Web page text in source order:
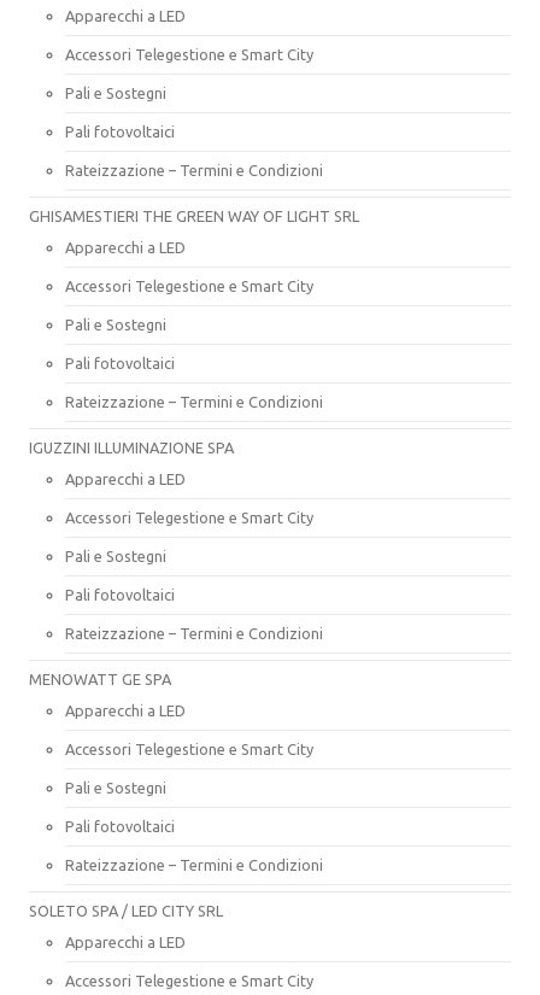
Apparecchi a LED
Accessori Telegestione e Smart City
Pali e Sostegni
Pali fotovoltaici
Rateizzazione – Termini e Condizioni
GHISAMESTIERI THE GREEN WAY OF LIGHT SRL
Apparecchi a LED
Accessori Telegestione e Smart City
Pali e Sostegni
Pali fotovoltaici
Rateizzazione – Termini e Condizioni
IGUZZINI ILLUMINAZIONE SPA
Apparecchi a LED
Accessori Telegestione e Smart City
Pali e Sostegni
Pali fotovoltaici
Rateizzazione – Termini e Condizioni
MENOWATT GE SPA
Apparecchi a LED
Accessori Telegestione e Smart City
Pali e Sostegni
Pali fotovoltaici
Rateizzazione – Termini e Condizioni
SOLETO SPA / LED CITY SRL
Apparecchi a LED
Accessori Telegestione e Smart City